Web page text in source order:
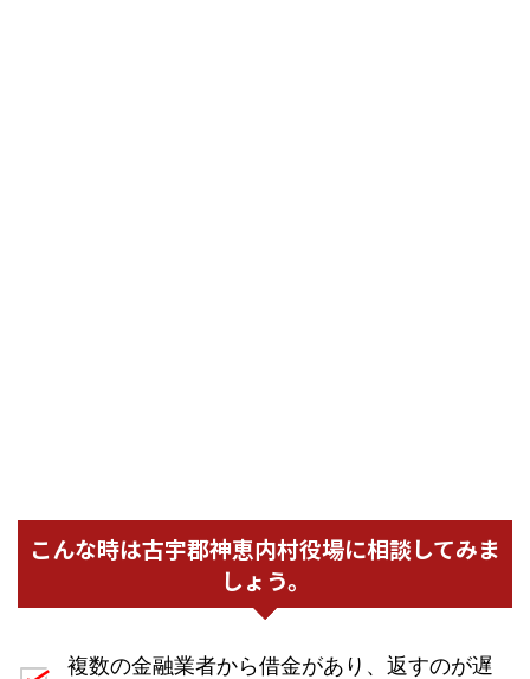
こんな時は古宇郡神恵内村役場に相談してみま
しょう。
複数の金融業者から借金があり、返すのが遅